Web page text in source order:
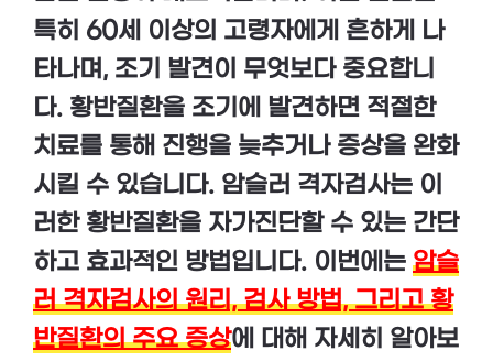
특히 60세 이상의 고령자에게 흔하게 나
타나며, 조기 발견이 무엇보다 중요합니
다. 황반질환을 조기에 발견하면 적절한
치료를 통해 진행을 늦추거나 증상을 완화
시킬 수 있습니다. 암슬러 격자검사는 이
러한 황반질환을 자가진단할 수 있는 간단
하고 효과적인 방법입니다. 이번에는 암슬
러 격자검사의 원리, 검사 방법, 그리고 황
반질환의 주요 증상에 대해 자세히 알아보